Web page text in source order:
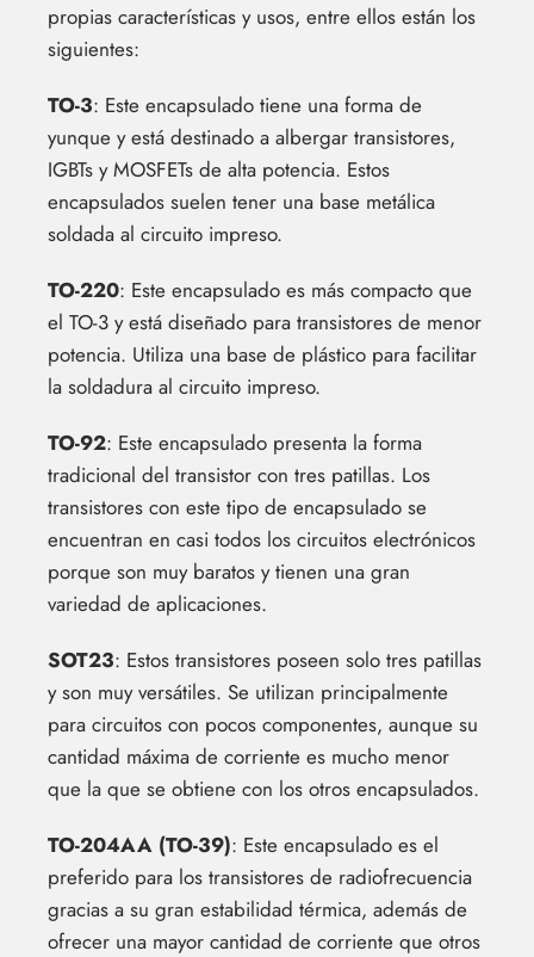
propias características y usos, entre ellos están los
siguientes:
TO-3: Este encapsulado tiene una forma de
yunque y está destinado a albergar transistores,
IGBTs y MOSFETs de alta potencia. Estos
encapsulados suelen tener una base metálica
soldada al circuito impreso.
TO-220: Este encapsulado es más compacto que
el TO-3 y está diseñado para transistores de menor
potencia. Utiliza una base de plástico para facilitar
la soldadura al circuito impreso.
TO-92: Este encapsulado presenta la forma
tradicional del transistor con tres patillas. Los
transistores con este tipo de encapsulado se
encuentran en casi todos los circuitos electrónicos
porque son muy baratos y tienen una gran
variedad de aplicaciones.
SOT23: Estos transistores poseen solo tres patillas
y son muy versátiles. Se utilizan principalmente
para circuitos con pocos componentes, aunque su
cantidad máxima de corriente es mucho menor
que la que se obtiene con los otros encapsulados.
TO-204AA (TO-39): Este encapsulado es el
preferido para los transistores de radiofrecuencia
gracias a su gran estabilidad térmica, además de
ofrecer una mayor cantidad de corriente que otros